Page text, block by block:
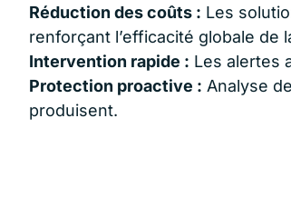
Réduction des coûts : Les
renforçant l’efficacité globale de
Intervention rapide : Les alertes
Protection proactive : Analyse
produisent.